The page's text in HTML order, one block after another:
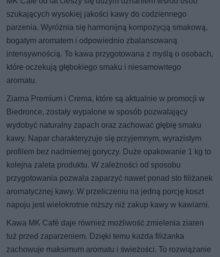
szukających wysokiej jakości kawy do codziennego
parzenia. Wyróżnia się harmonijną kompozycją smakową,
bogatym aromatem i odpowiednio zbalansowaną
intensywnością. To kawa przygotowana z myślą o osobach,
które oczekują głębokiego smaku i niesamowitego
aromatu.
Ziarna Premium i Crema, które są aktualnie w promocji w
Biedronce, zostały wypalone w sposób pozwalający
wydobyć naturalny zapach oraz zachować głębię smaku
kawy. Napar charakteryzuje się przyjemnym, wyrazistym
profilem bez nadmiernej goryczy. Duże opakowanie 1 kg to
kolejna zaleta produktu. W zależności od sposobu
przygotowania pozwala zaparzyć nawet ponad sto filiżanek
aromatycznej kawy. W przeliczeniu na jedną porcję koszt
napoju jest wielokrotnie niższy niż zakup kawy w kawiarni.
Kawa MK Café daje również możliwość zmielenia ziaren
tuż przed zaparzeniem. Dzięki temu każda filiżanka
zachowuje maksimum aromatu i świeżości. To rozwiązanie